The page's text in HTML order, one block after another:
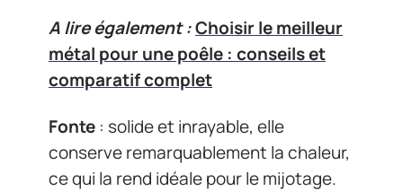
A lire également :Choisir le meilleur
métal pour une poêle : conseils et
comparatif complet
Fonte : solide et inrayable, elle
conserve remarquablement la chaleur,
ce qui la rend idéale pour le mijotage.